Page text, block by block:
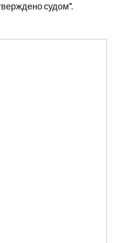
судом”.